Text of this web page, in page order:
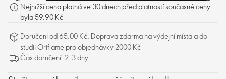
Nejnižší cena platná ve 30 dnech před platností současné ceny
byla 59,90 Kč
Doručení od 65,00 Kč. Doprava zdarma na výdejní místa a do
studii Oriflame pro objednávky 2000 Kč
Čas doručení: 2-3 dny